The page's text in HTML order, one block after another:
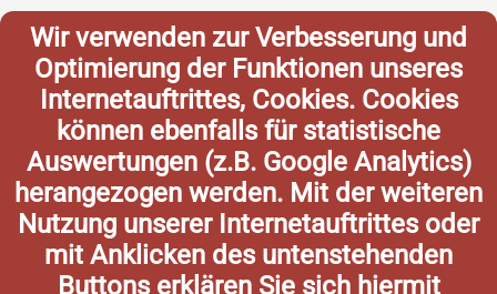
Wir verwenden zur Verbesserung und
Optimierung der Funktionen unseres
Internetauftrittes, Cookies. Cookies
können ebenfalls für statistische
Auswertungen (z.B. Google Analytics)
herangezogen werden. Mit der weiteren
Nutzung unserer Internetauftrittes oder
mit Anklicken des untenstehenden
Buttons erklären Sie sich hiermit